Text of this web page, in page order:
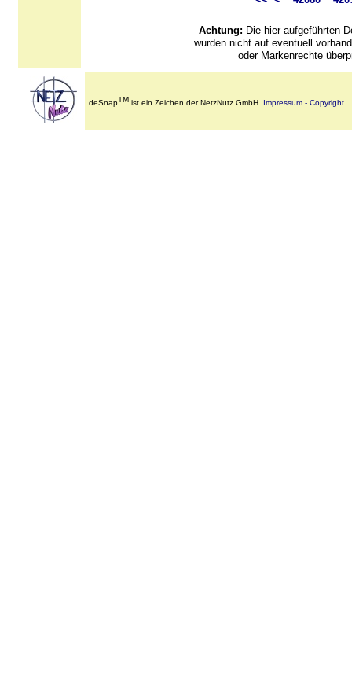
Achtung: Die hier aufgeführten
wurden nicht auf eventuell
oder Markenrechte
deSnapTM ist ein Zeichen der NetzNutz GmbH. Impressum - Copyright